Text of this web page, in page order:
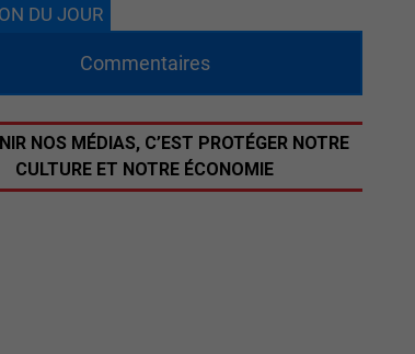
DU JOUR
Commentaires
NOS MÉDIAS, C’EST PROTÉGER NOTRE
CULTURE ET NOTRE ÉCONOMIE